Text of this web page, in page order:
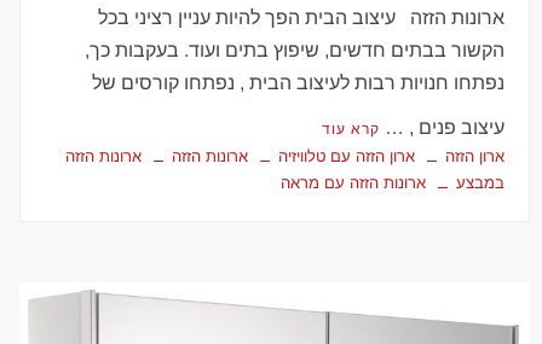
ארונות הזזה עיצוב הבית הפך להיות עניין רציני בכל
הקשור בבתים חדשים, שיפוץ בתים ועוד. בעקבות כך,
נפתחו חנויות רבות לעיצוב הבית , נפתחו קורסים של
עיצוב פנים , … קרא עוד
ארון הזזה ארון הזזה עם טלוויזיה ארונות הזזה
ארונות הזזה
במבצע
ארונות הזזה עם מראה